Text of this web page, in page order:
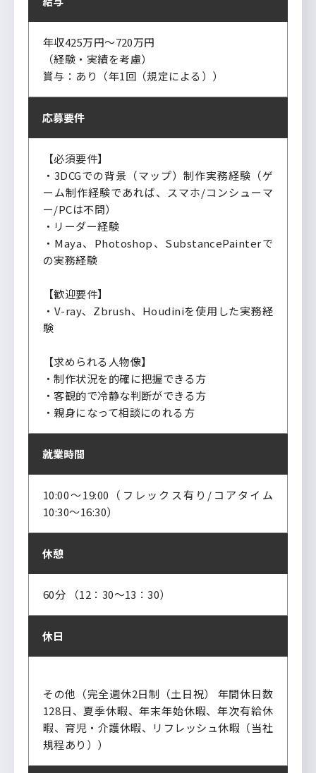
年収425万円～720万円
（経験・実績を考慮）
賞与：あり（年1回（規定による））
応募要件
【必須要件】
・3DCGでの背景（マップ）制作実務経験（ゲ
ーム制作経験であれば、スマホ/コンシューマ
ー/PCは不問）
・リーダー経験
・Maya、Photoshop、SubstancePainterで
の実務経験
【歓迎要件】
・V-ray、Zbrush、Houdiniを使用した実務経
験
【求められる人物像】
・制作状況を的確に把握できる方
・客観的で冷静な判断ができる方
・親身になって相談にのれる方
就業時間
10:00～19:00（フレックス有り/コアタイム
10:30～16:30）
休憩
60分 （12：30～13：30）
休日
その他（完全週休2日制（土日祝） 年間休日数
128日、夏季休暇、年末年始休暇、年次有給休
暇、育児・介護休暇、リフレッシュ休暇（当社
規程あり））